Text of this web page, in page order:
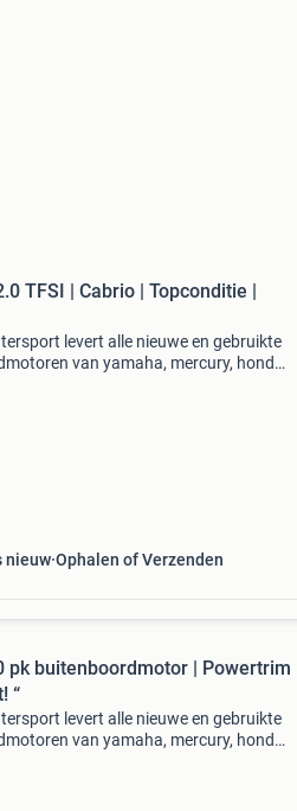
TFSI | Cabrio | Topconditie |
levert alle nieuwe en gebruikte
van yamaha, mercury, honda,
nieuw Ophalen of Verzenden
pk buitenboordmotor | Powertrim
“
levert alle nieuwe en gebruikte
van yamaha, mercury, honda,